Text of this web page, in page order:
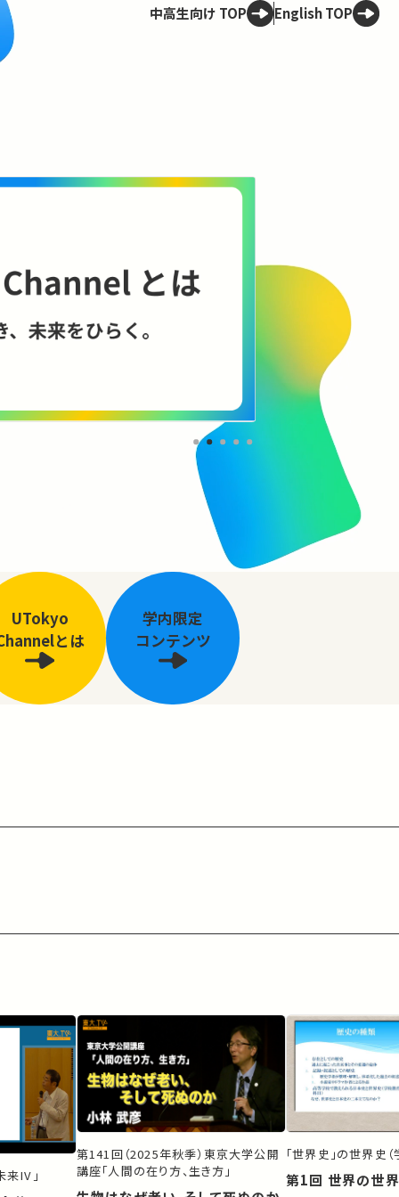
中高生向け TOP English TOP
AIやロボット
に何をもたら
に、技術と社会
コンテンツを見
UTokyo
とは
学内限定
コンテンツ
来IV」
第141回（2025年秋季）東京大学公開
講座「人間の在り方、生き方」
「世界史」の世界史
第1回 世界の世